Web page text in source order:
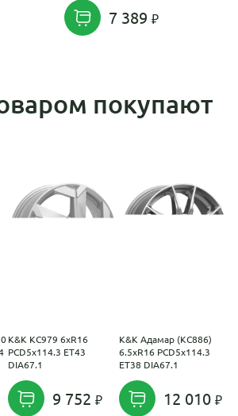
7 389
покупают
K&K КС979 6xR16
PCD5x114.3 ET43
DIA67.1
9 752
K&K Адамар (КС886)
6.5xR16 PCD5x114.3
ET38 DIA67.1
12 010